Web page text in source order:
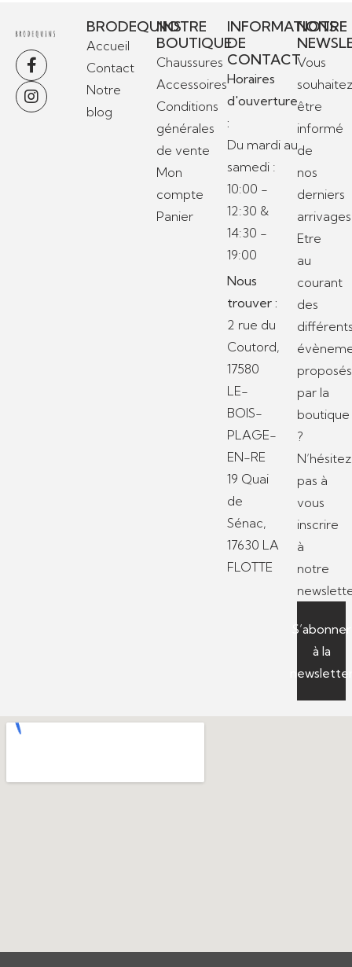
BRODEQUINS
Accueil
Contact
Notre
blog
NOTRE
BOUTIQUE
Chaussures
Accessoires
Conditions
générales
de vente
Mon
compte
Panier
INFORMATIONS
DE
CONTACT
Horaires
d'ouverture
:
Du mardi au
samedi :
10:00 -
12:30 &
14:30 -
19:00
Nous
trouver :
2 rue du
Coutord,
17580
LE-
BOIS-
PLAGE-
EN-RE
19 Quai
de
Sénac,
17630 LA
FLOTTE
NOTRE
Vous
être
informé
de
nos
derniers
Etre
au
courant
des
proposés
par la
boutique
?
N’hésitez
pas à
vous
inscrire
à
notre
S’abonner
à la